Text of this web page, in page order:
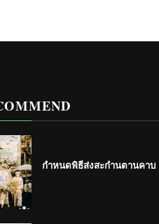
กำหนดพิธีส่งสะก๋านตานคาบ